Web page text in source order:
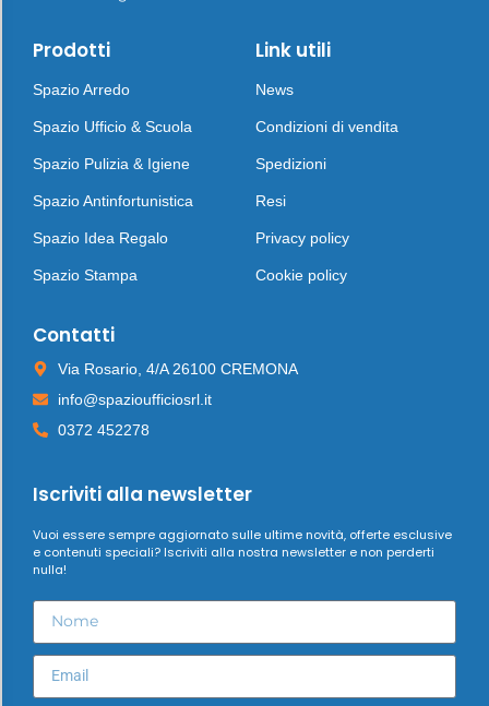
Prodotti
Spazio Arredo
Spazio Ufficio & Scuola
Spazio Pulizia & Igiene
Spazio Antinfortunistica
Spazio Idea Regalo
Spazio Stampa
Link utili
News
Condizioni di vendita
Spedizioni
Resi
Privacy policy
Cookie policy
Contatti
Via Rosario, 4/A 26100 CREMONA
info@spazioufficiosrl.it
0372 452278
Iscriviti alla newsletter
Vuoi essere sempre aggiornato sulle ultime novità, offerte esclusive
e contenuti speciali? Iscriviti alla nostra newsletter e non perderti
nulla!